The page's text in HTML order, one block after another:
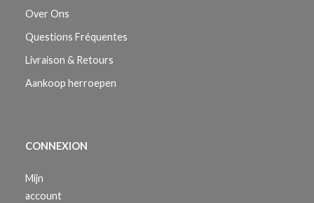
Over Ons
Questions Fréquentes
Livraison & Retours
Aankoop herroepen
CONNEXION
Mijn
account